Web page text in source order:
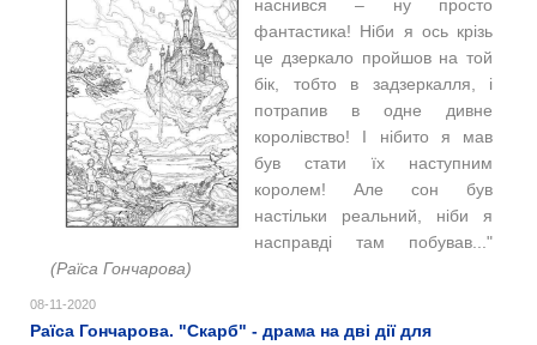
наснився ‒ ну просто
фантастика! Ніби я ось крізь
це дзеркало пройшов на той
бік, тобто в задзеркалля, і
потрапив в одне дивне
королівство! І нібито я мав
був стати їх наступним
королем! Але сон був
настільки реальний, ніби я
насправді там побував..."
(Раїса Гончарова)
08-11-2020
Раїса Гончарова. "Скарб" - драма на дві дії для